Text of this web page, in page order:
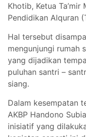
Khotib, Ketua
Pendidikan Alquran
Hal tersebut
mengunjungi rumah
yang dijadikan
puluhan santri –
siang.
Dalam kesempatan
AKBP Handono
inisiatif yang